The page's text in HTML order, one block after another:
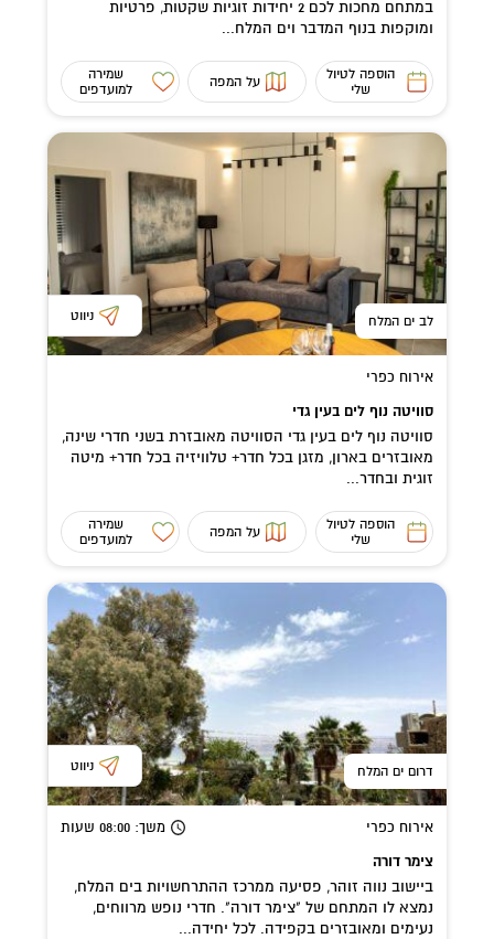
במתחם מחכות לכם 2 יחידות זוגיות שקטות, פרטיות
ומוקפות בנוף המדבר וים המלח...
הוספה לטיול
שלי
על המפה
שמירה
למועדפים
לב ים המלח ניווט
אירוח כפרי
סוויטה נוף לים בעין גדי
סוויטה נוף לים בעין גדי הסוויטה מאובזרת בשני חדרי שינה,
מאובזרים בארון, מזגן בכל חדר+ טלוויזיה בכל חדר+ מיטה
זוגית ובחדר...
הוספה לטיול
שלי
על המפה
שמירה
למועדפים
דרום ים המלח ניווט
אירוח כפרי משך: 08:00 שעות
צימר דורה
ביישוב נווה זוהר, פסיעה ממרכז ההתרחשויות בים המלח,
נמצא לו המתחם של "צימר דורה". חדרי נופש מרווחים,
נעימים ומאובזרים בקפידה. לכל יחידה...